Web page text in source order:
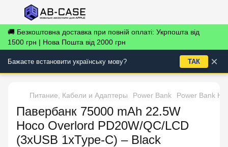
🚚 Безкоштовна доставка при повній оплаті: Укрпошта від
1500 грн | Нова Пошта від 2000 грн
Бажаєте встановити українську мову? ТАК ×
Питание, Кабели и Адаптеры Power Bank Power Bank
Павербанк 75000 mAh 22.5W
Hoco Overlord PD20W/QC/LCD
(3xUSB 1xType-C) – Black